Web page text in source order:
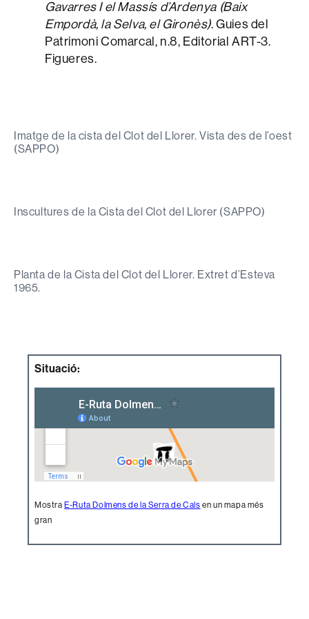
Gavarres I el Massís d’Ardenya (Baix
Empordà, la Selva, el Gironès). Guies del
Patrimoni Comarcal, n.8, Editorial ART-3.
Figueres.
Imatge de la cista del Clot del Llorer. Vista des de l’oest
(SAPPO)
Inscultures de la Cista del Clot del Llorer (SAPPO)
Planta de la Cista del Clot del Llorer. Extret d’Esteva
1965.
Situació:
MostraE-Ruta Dolmens de la Serra de Cals en un mapa més
gran